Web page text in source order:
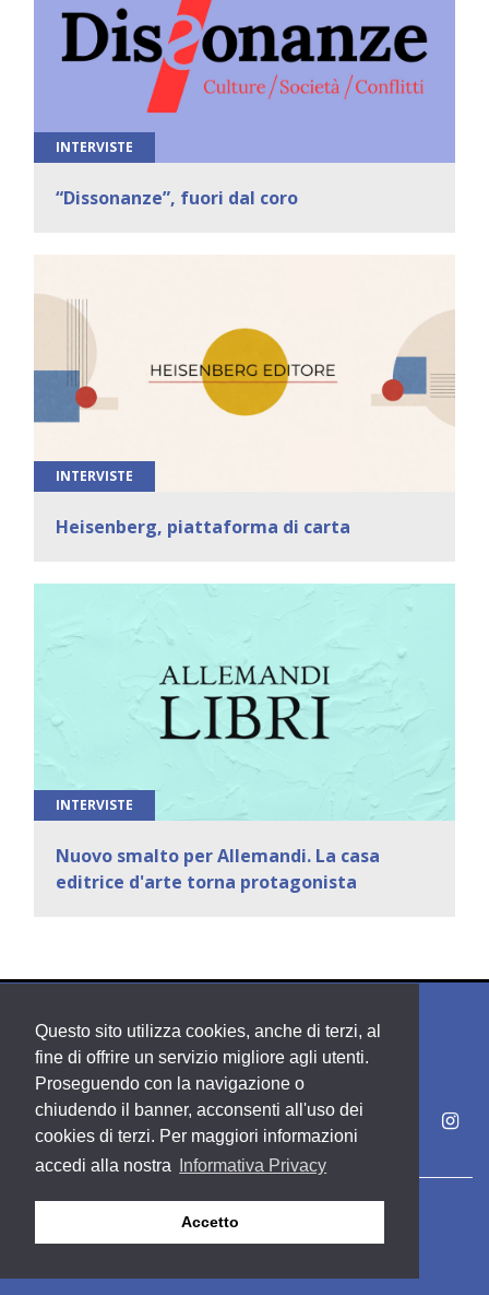
Questo sito utilizza cookies, anche di terzi, al
fine di offrire un servizio migliore agli utenti.
Proseguendo con la navigazione o
chiudendo il banner, acconsenti all'uso dei
cookies di terzi. Per maggiori informazioni
accedi alla nostra
Informativa Privacy
Accetto
INTERVISTE
“Dissonanze”, fuori dal coro
INTERVISTE
Heisenberg, piattaforma di carta
INTERVISTE
Nuovo smalto per Allemandi. La casa
editrice d'arte torna protagonista
Copyright PDE srl società del Gruppo Feltrinelli S. p. A.